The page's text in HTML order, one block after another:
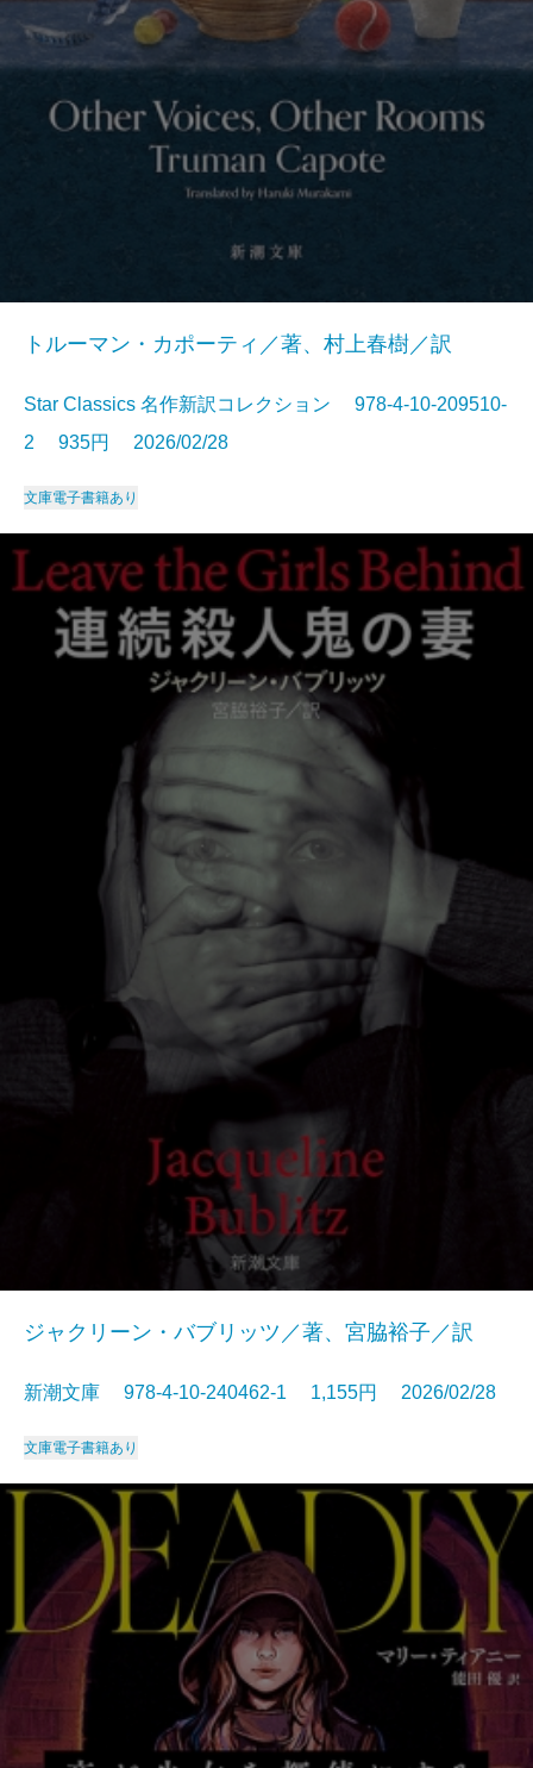
トルーマン・カポーティ／著、村上春樹／訳
Star Classics 名作新訳コレクション 978-4-10-209510-
2 935円 2026/02/28
文庫電子書籍あり
ジャクリーン・バブリッツ／著、宮脇裕子／訳
新潮文庫 978-4-10-240462-1 1,155円 2026/02/28
文庫電子書籍あり